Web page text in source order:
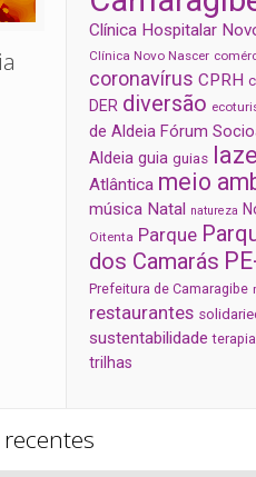
Clínica Hospitalar
Clínica Novo Nascer
coronavírus CPRH
DER diversão
de Aldeia Fórum
Aldeia guia guias
Atlântica meio
música Natal natureza
Oitenta Parque
dos Camarás
Prefeitura de Camaragibe
restaurantes
sustentabilidade
trilhas